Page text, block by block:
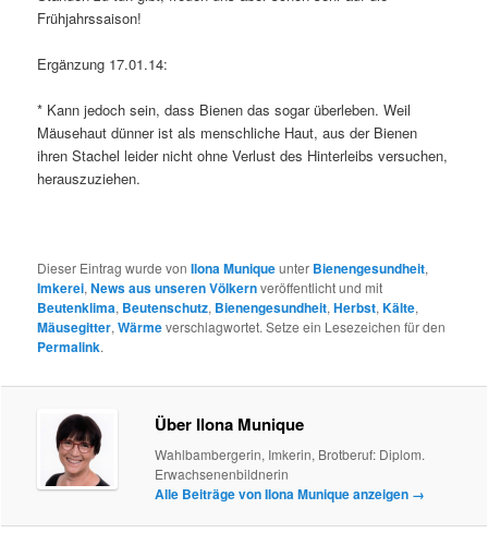
Frühjahrssaison!
Ergänzung 17.01.14:
* Kann jedoch sein, dass Bienen das sogar überleben. Weil
Mäusehaut dünner ist als menschliche Haut, aus der Bienen
ihren Stachel leider nicht ohne Verlust des Hinterleibs versuchen,
herauszuziehen.
Dieser Eintrag wurde vonIlona Muniqueunter Bienengesundheit,
Imkerei,News aus unseren Völkernveröffentlicht und mit
Beutenklima, Beutenschutz, Bienengesundheit,Herbst,Kälte,
Mäusegitter,Wärmeverschlagwortet. Setze ein Lesezeichen für den
Permalink.
Über Ilona Munique
Wahlbambergerin, Imkerin, Brotberuf: Diplom.
Erwachsenenbildnerin
Alle Beiträge von Ilona Munique anzeigen →